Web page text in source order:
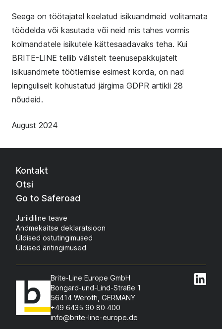
Seega on töötajatel keelatud isikuandmeid volitamata
töödelda või kasutada või neid mis tahes vormis
kolmandatele isikutele kättesaadavaks teha. Kui
BRITE-LINE tellib välistelt teenusepakkujatelt
isikuandmete töötlemise esimest korda, on nad
lepinguliselt kohustatud järgima GDPR artikli 28
nõudeid.
August 2024
Kontakt
Otsi
Go to Saferoad
Juriidiline teave
Andmekaitse deklaratsioon
Üldised ostutingimused
Üldised äritingimused
Brite-Line Europe GmbH
Bongard-und-Lind-Straße 1
56414 Weroth, GERMANY
+49 6435 90 80 400
info@brite-line-europe.de